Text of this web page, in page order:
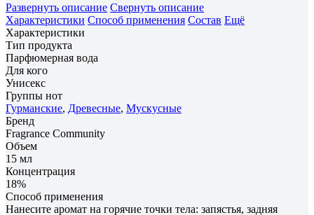
Развернуть описание Свернуть описание
Характеристики Способ применения Состав Ещё
Характеристики
Тип продукта
Парфюмерная вода
Для кого
Унисекс
Группы нот
Гурманские, Древесные, Мускусные
Бренд
Fragrance Community
Объем
15 мл
Концентрация
18%
Способ применения
Нанесите аромат на горячие точки тела: запястья, задняя